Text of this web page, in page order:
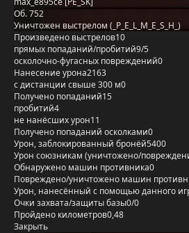
Об. 752
Уничтожен выстрелом (_P_E_L_M_E_S_H_)
Произведено выстрелов10
прямых попаданий/пробитий9/5
осколочно-фугасных повреждений0
Нанесение урона2163
с дистанции свыше 300 м0
Получено попаданий15
пробитий4
не нанёсших урон11
Получено попаданий осколками0
Урон, заблокированный бронёй5400
Урон союзникам (уничтожено/
Обнаружено машин противника0
Повреждено/уничтожено машин
Урон, нанесённый с помощью данного
Очки захвата/защиты базы0/0
Пройдено километров0,48
Закрыть